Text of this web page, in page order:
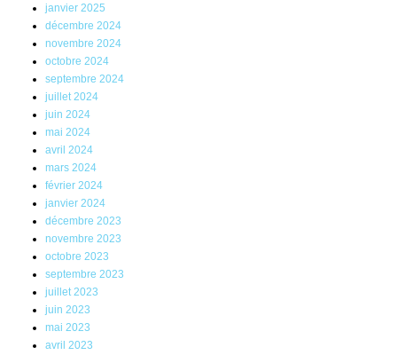
janvier 2025
décembre 2024
novembre 2024
octobre 2024
septembre 2024
juillet 2024
juin 2024
mai 2024
avril 2024
mars 2024
février 2024
janvier 2024
décembre 2023
novembre 2023
octobre 2023
septembre 2023
juillet 2023
juin 2023
mai 2023
avril 2023